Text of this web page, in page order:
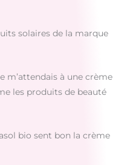
solaires de la marque
m’attendais à une crème
les produits de beauté
bio sent bon la crème